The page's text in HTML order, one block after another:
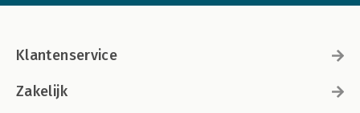
Klantenservice
Zakelijk